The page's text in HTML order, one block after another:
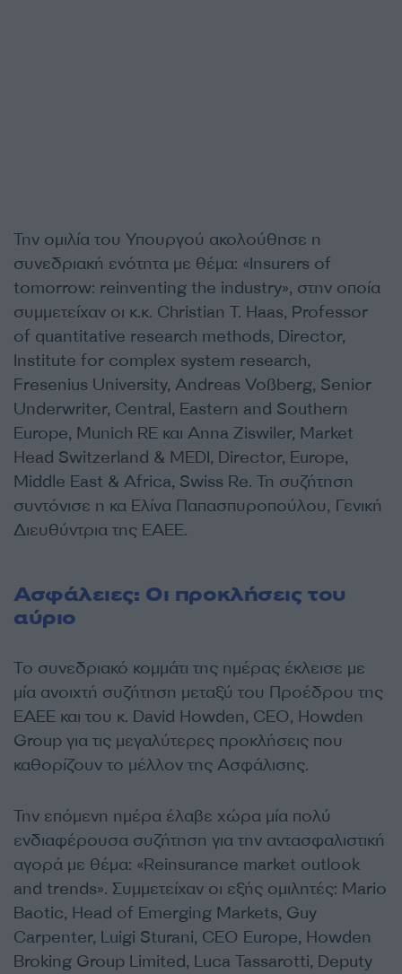
Την ομιλία του Υπουργού ακολούθησε η
συνεδριακή ενότητα με θέμα: «Insurers of
tomorrow: reinventing the industry», στην οποία
συμμετείχαν οι κ.κ. Christian T. Haas, Professor
of quantitative research methods, Director,
Institute for complex system research,
Fresenius University, Andreas Voßberg, Senior
Underwriter, Central, Eastern and Southern
Europe, Munich RE και Anna Ziswiler, Market
Head Switzerland & MEDI, Director, Europe,
Middle East & Africa, Swiss Re. Τη συζήτηση
συντόνισε η κα Ελίνα Παπασπυροπούλου, Γενική
Διευθύντρια της ΕΑΕΕ.
Ασφάλειες: Οι προκλήσεις του
αύριο
Το συνεδριακό κομμάτι της ημέρας έκλεισε με
μία ανοιχτή συζήτηση μεταξύ του Προέδρου της
ΕΑΕΕ και του κ. David Howden, CEO, Howden
Group για τις μεγαλύτερες προκλήσεις που
καθορίζουν το μέλλον της Ασφάλισης.
Την επόμενη ημέρα έλαβε χώρα μία πολύ
ενδιαφέρουσα συζήτηση για την αντασφαλιστική
αγορά με θέμα: «Reinsurance market outlook
and trends». Συμμετείχαν οι εξής ομιλητές: Mario
Baotic, Head of Emerging Markets, Guy
Carpenter, Luigi Sturani, CEO Europe, Howden
Broking Group Limited, Luca Tassarotti, Deputy